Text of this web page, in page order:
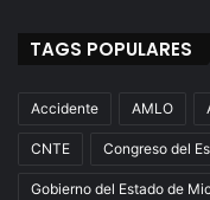
TAGS POPULARES
Accidente AMLO
CNTE Congreso del
Gobierno del Estado de